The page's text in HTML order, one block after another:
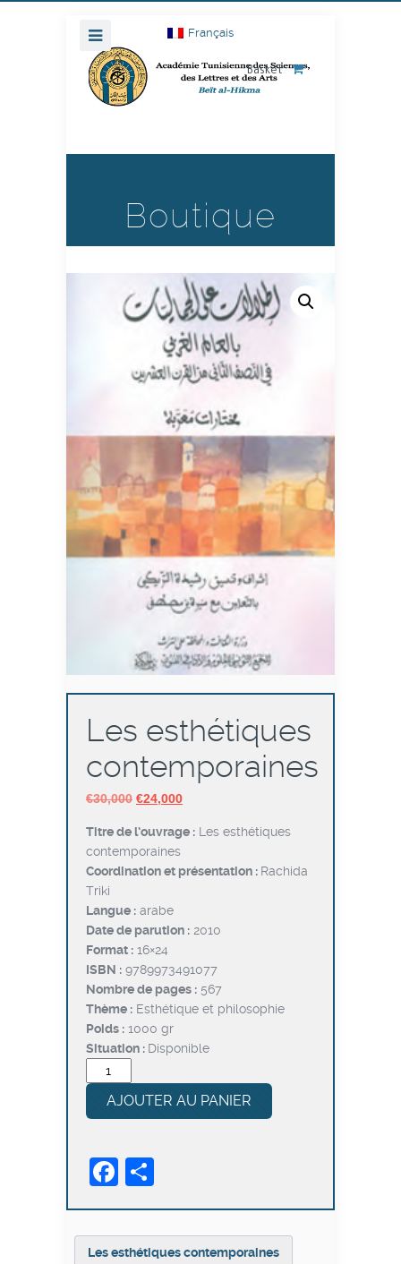
Français
Basket
Boutique
Les esthétiques
contemporaines
€30,000 Le
initial
était :
€30,000.
€24,000Le
actuel
€24,000.
Titre de l’ouvrage : Les esthétiques
contemporaines
Coordination et présentation : Rachida
Triki
Langue : arabe
Date de parution : 2010
Format : 16×24
ISBN : 9789973491077
Nombre de pages : 567
Thème : Esthétique et philosophie
Poids : 1000 gr
Situation : Disponible
quantité
de
AJOUTER AU PANIER
Facebook
Les esthétiques contemporaines